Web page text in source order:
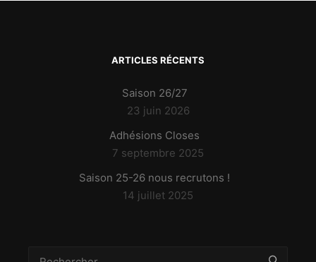
ARTICLES RÉCENTS
Saison 26/27
23 juin 2026
Adhésions Closes
7 septembre 2025
Saison 25-26 nous recrutons !
14 juillet 2025